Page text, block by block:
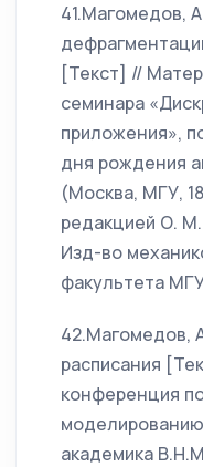
41.Магомедов,
[Текст] //
семинара
приложения»,
дня рождения
(Москва, МГУ,
редакцией О.
Изд-во
факультета
42.Магомедов,
расписания
конференция
академика